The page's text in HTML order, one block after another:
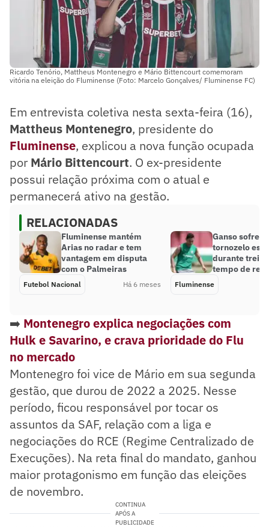
Ricardo Tenório, Mattheus Montenegro e Mário Bittencourt comemoram
vitória na eleição do Fluminense (Foto: Marcelo Gonçalves/ Fluminense FC)
Em entrevista coletiva nesta sexta-feira (16),
Mattheus Montenegro, presidente do
Fluminense, explicou a nova função ocupada
por Mário Bittencourt. O ex-presidente
possui relação próxima com o atual e
permanecerá ativo na gestão.
RELACIONADAS
Fluminense mantém
Arias no radar e tem
vantagem em disputa
com o Palmeiras
Futebol Nacional Há 6 meses
Ganso sofre
tornozelo
durante
tempo de
Fluminense
➡️ Montenegro explica negociações com
Hulk e Savarino, e crava prioridade do Flu
no mercado
Montenegro foi vice de Mário em sua segunda
gestão, que durou de 2022 a 2025. Nesse
período, ficou responsável por tocar os
assuntos da SAF, relação com a liga e
negociações do RCE (Regime Centralizado de
Execuções). Na reta final do mandato, ganhou
maior protagonismo em função das eleições
de novembro.
CONTINUA
APÓS A
PUBLICIDADE